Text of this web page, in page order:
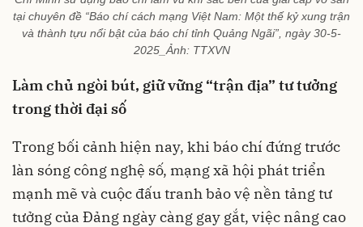
tại chuyên đề “Báo chí cách mạng Việt Nam: Một thế kỷ xung trận
và thành tựu nổi bật của báo chí tỉnh Quảng Ngãi”, ngày 30-5-
2025_Ảnh: TTXVN
Làm chủ ngòi bút, giữ vững “trận địa” tư tưởng
trong thời đại số
Trong bối cảnh hiện nay, khi báo chí đứng trước
làn sóng công nghệ số, mạng xã hội phát triển
mạnh mẽ và cuộc đấu tranh bảo vệ nền tảng tư
tưởng của Đảng ngày càng gay gắt, việc nâng cao